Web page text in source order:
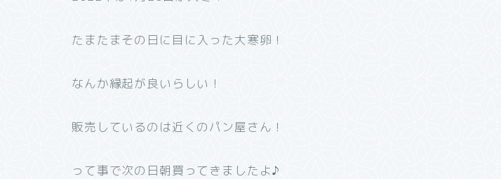
たまたまその日に目に入った大寒卵！
なんか縁起が良いらしい！
販売しているのは近くのパン屋さん！
って事で次の日朝買ってきましたよ♪